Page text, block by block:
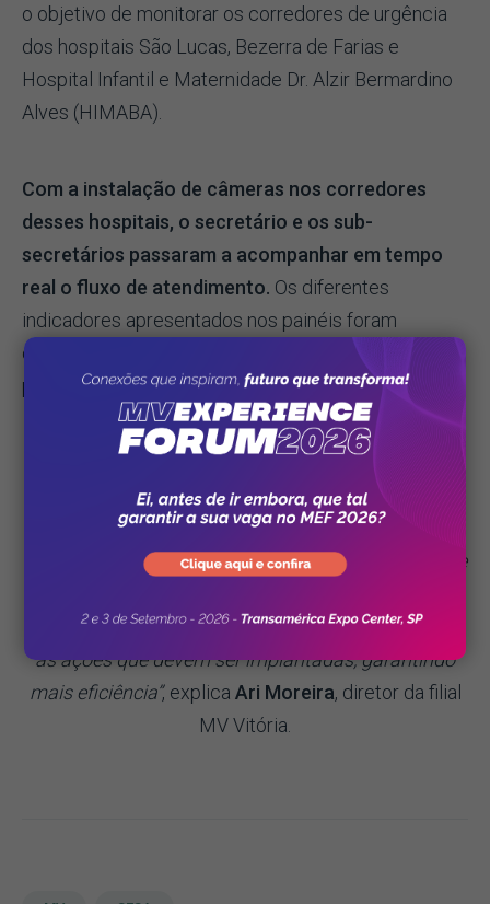
o objetivo de monitorar os corredores de urgência
dos hospitais São Lucas, Bezerra de Farias e
Hospital Infantil e Maternidade Dr. Alzir Bermardino
Alves (HIMABA).
Com a instalação de câmeras nos corredores
desses hospitais, o secretário e os sub-
secretários passaram a acompanhar em tempo
real o fluxo de atendimento. Os diferentes
indicadores apresentados nos painéis foram
complementados com as imagens transmitidas
pelas câmeras.
“Reunimos para a Secretaria de Saúde do Espírito
Santo em um único painel todas as informações
necessárias para a tomada de decisões. Os dados
apresentados pelo nosso sistema e as imagens que
urgências desses hospitais conseguem direcionar
as ações que devem ser implantadas, garantindo
mais eficiência”, explica Ari Moreira, diretor da filial
MV Vitória.